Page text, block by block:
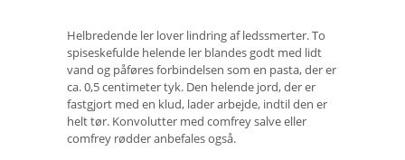
Helbredende ler lover lindring af ledssmerter. To
spiseskefulde helende ler blandes godt med lidt
vand og påføres forbindelsen som en pasta, der er
ca. 0,5 centimeter tyk. Den helende jord, der er
fastgjort med en klud, lader arbejde, indtil den er
helt tør. Konvolutter med comfrey salve eller
comfrey rødder anbefales også.